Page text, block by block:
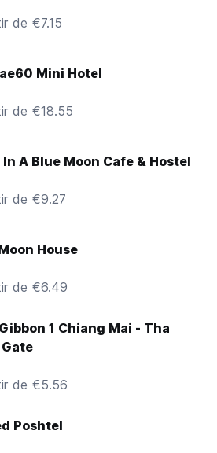
de €7.15
Mini Hotel
de €18.55
In A Blue Moon Cafe & Hostel
de €9.27
House
de €6.49
1 Chiang Mai - Tha
de €5.56
Poshtel